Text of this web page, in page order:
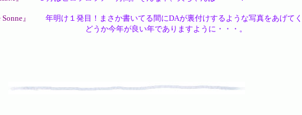
Sonne』
年明け１発目！まさか書いてる間にDAが裏付けするような写真をあげてく
良い年でありますように・・・。